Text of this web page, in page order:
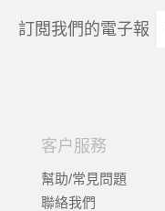
訂閲我們的電子報
客户服務
幫助/常見問題
聯絡我們